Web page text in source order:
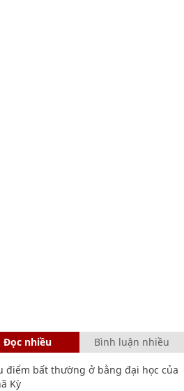
Đọc nhiều Bình luận nhiều
điểm bất thường ở bằng đại học của
Kỳ